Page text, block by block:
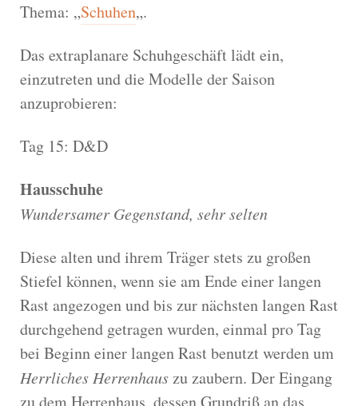
Thema: „Schuhen„.
Das extraplanare Schuhgeschäft lädt ein,
einzutreten und die Modelle der Saison
anzuprobieren:
Tag 15: D&D
Hausschuhe
Wundersamer Gegenstand, sehr selten
Diese alten und ihrem Träger stets zu großen
Stiefel können, wenn sie am Ende einer langen
Rast angezogen und bis zur nächsten langen Rast
durchgehend getragen wurden, einmal pro Tag
bei Beginn einer langen Rast benutzt werden um
Herrliches Herrenhauszu zaubern. Der Eingang